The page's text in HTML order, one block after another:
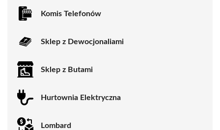
Komis Telefonów
Sklep z Dewocjonaliami
Sklep z Butami
Hurtownia Elektryczna
Lombard